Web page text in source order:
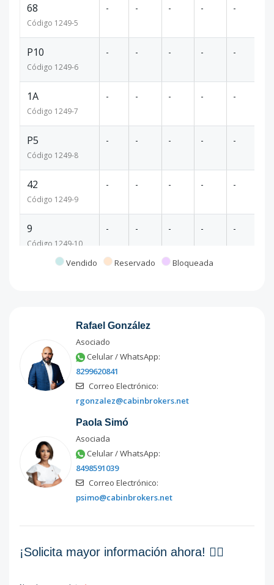
68
Código 1249-5
- - - - -
P10
Código 1249-6
- - - - -
1A
Código 1249-7
- - - - -
P5
Código 1249-8
- - - - -
42
Código 1249-9
- - - - -
9
Código 1249-10
- - - - -
-1
Vendido Reservado Bloqueada
Rafael González
Asociado
Celular / WhatsApp:
8299620841
Correo Electrónico:
rgonzalez@cabinbrokers.net
Paola Simó
Asociada
Celular / WhatsApp:
8498591039
Correo Electrónico:
psimo@cabinbrokers.net
¡Solicita mayor información ahora! 👇🏽